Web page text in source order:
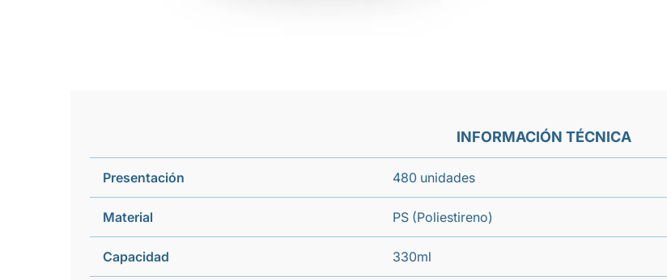
INFORMACIÓN TÉCNICA
Presentación 480 unidades
Material PS (Poliestireno)
Capacidad 330ml